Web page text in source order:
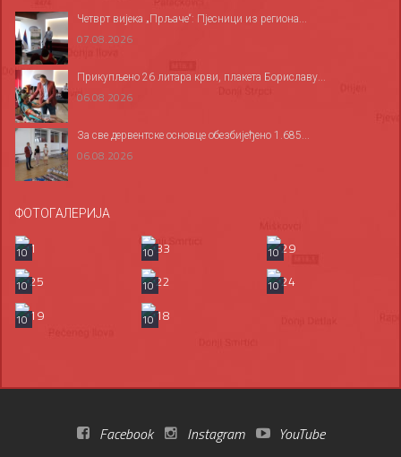
Четврт вијека „Прљаче“: Пјесници из региона...
07.08.2026
Прикупљено 26 литара крви, плакета Бориславу...
06.08.2026
За све дервентске основце обезбијеђено 1.685...
06.08.2026
ФОТОГАЛЕРИЈА
10 10
10
10
10
10
10
10
Facebook Instagram YouTube